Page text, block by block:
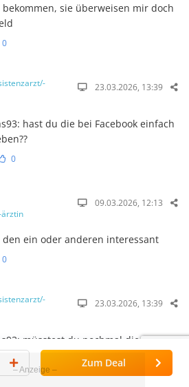
sie überweisen mir doch
0
23.03.2026, 13:39
hast du die bei Facebook einfach
0
09.03.2026, 12:13
ein oder anderen interessant
0
23.03.2026, 13:39
müsstest du nochmal die
oder Bilder hinschicken.??
0
Zum Deal